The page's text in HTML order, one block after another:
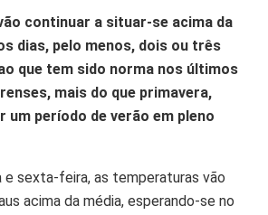
continuar a situar-se acima da
dias, pelo menos, dois ou três
que tem sido norma nos últimos
mais do que primavera,
um período de verão em pleno
e sexta-feira, as temperaturas vão
acima da média, esperando-se no